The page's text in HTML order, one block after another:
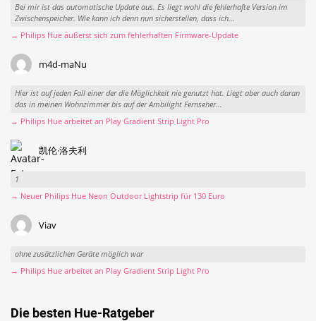
Bei mir ist das automatische Update aus. Es liegt wohl die fehlerhafte Version im
Zwischenspeicher. Wie kann ich denn nun sicherstellen, dass ich...
→ Philips Hue äußerst sich zum fehlerhaften Firmware-Update
m4d-maNu
Hier ist auf jeden Fall einer der die Möglichkeit nie genutzt hat. Liegt aber auch daran
das in meinen Wohnzimmer bis auf der Ambilight Fernseher...
→ Philips Hue arbeitet an Play Gradient Strip Light Pro
凯伦·洛夫利
1
→ Neuer Philips Hue Neon Outdoor Lightstrip für 130 Euro
Viav
ohne zusätzlichen Geräte möglich war
→ Philips Hue arbeitet an Play Gradient Strip Light Pro
Die besten Hue-Ratgeber